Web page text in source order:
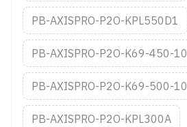
PB-AXISPRO-P2O-KPL550D1
PB-AXISPRO-P2O-K69-450-10
PB-AXISPRO-P2O-K69-500-10
PB-AXISPRO-P2O-KPL300A